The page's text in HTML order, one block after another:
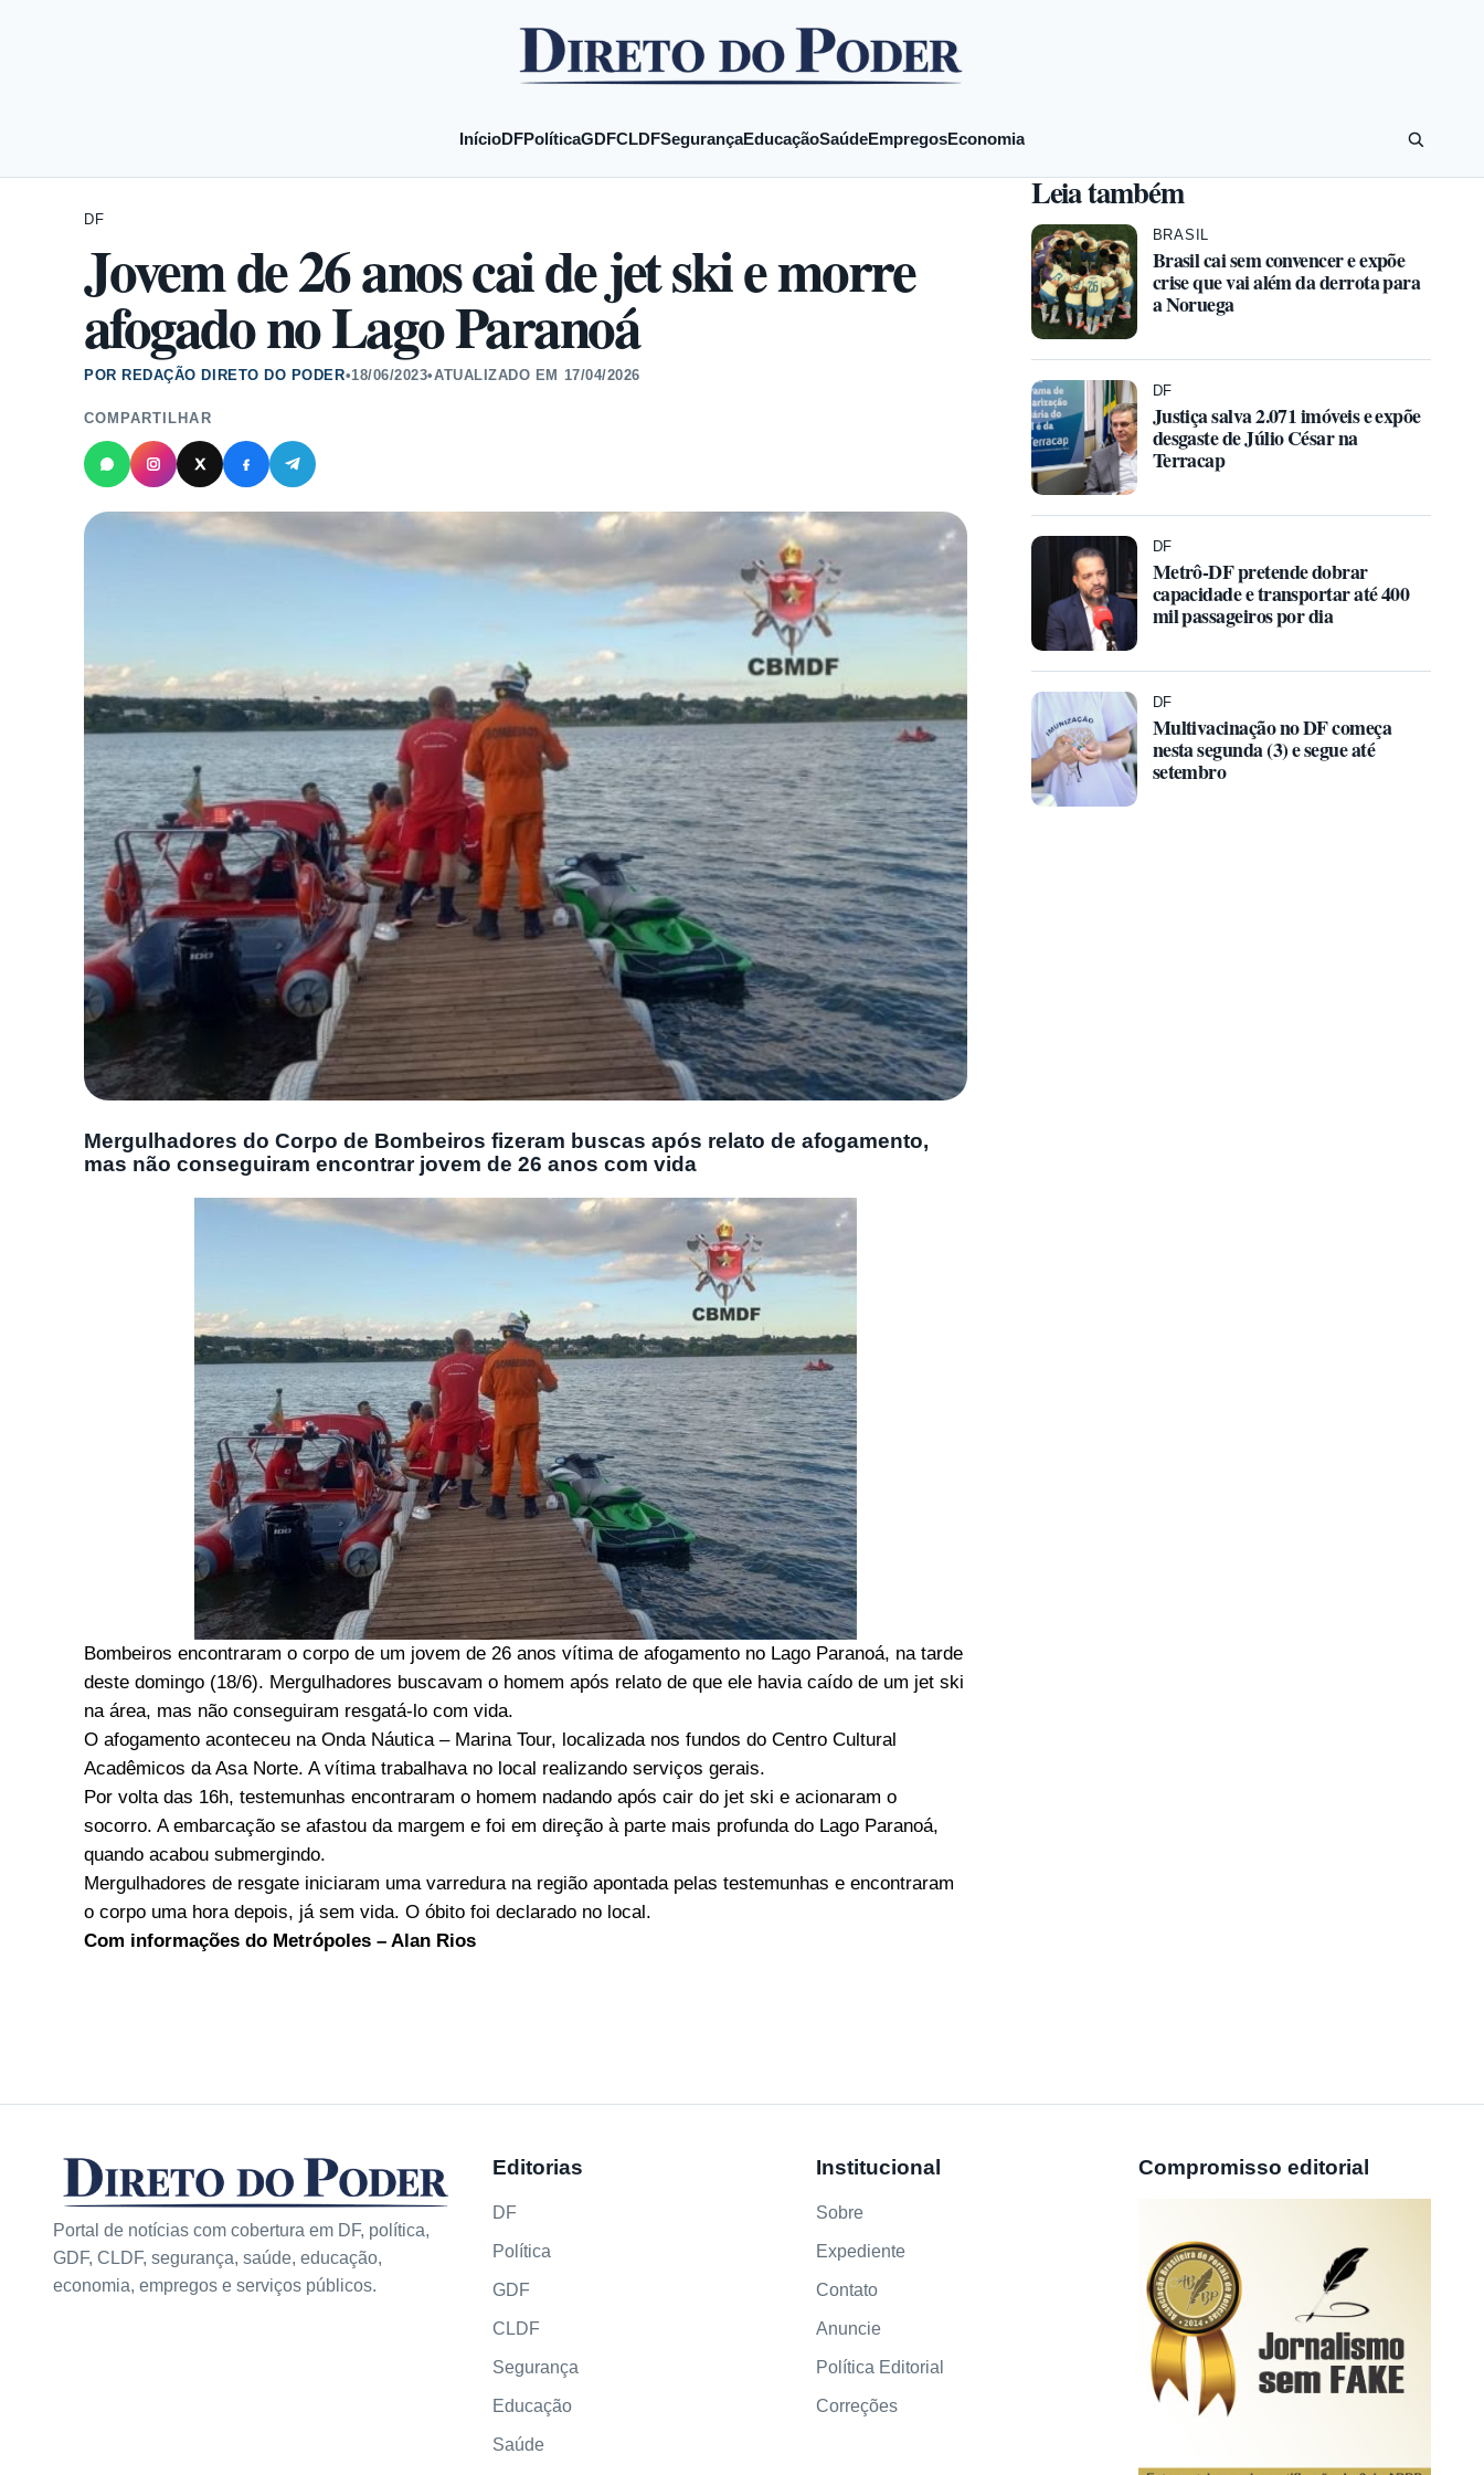
InícioDFPolíticaGDFCLDFSegurançaEducaçãoSaúdeEmpregosEconomia
DF
Jovem de 26 anos cai de jet ski e morre
afogado no Lago Paranoá
POR REDAÇÃO DIRETO DO PODER•18/06/2023•ATUALIZADO EM 17/04/2026
COMPARTILHAR
Mergulhadores do Corpo de Bombeiros fizeram buscas após relato de afogamento,
mas não conseguiram encontrar jovem de 26 anos com vida
Bombeiros encontraram o corpo de um jovem de 26 anos vítima de afogamento no Lago Paranoá, na tarde
deste domingo (18/6). Mergulhadores buscavam o homem após relato de que ele havia caído de um jet ski
na área, mas não conseguiram resgatá-lo com vida.
O afogamento aconteceu na Onda Náutica – Marina Tour, localizada nos fundos do Centro Cultural
Acadêmicos da Asa Norte. A vítima trabalhava no local realizando serviços gerais.
Por volta das 16h, testemunhas encontraram o homem nadando após cair do jet ski e acionaram o
socorro. A embarcação se afastou da margem e foi em direção à parte mais profunda do Lago Paranoá,
quando acabou submergindo.
Mergulhadores de resgate iniciaram uma varredura na região apontada pelas testemunhas e encontraram
o corpo uma hora depois, já sem vida. O óbito foi declarado no local.
Com informações do Metrópoles – Alan Rios
Leia também
BRASIL
Brasil cai sem convencer e expõe
crise que vai além da derrota para
a Noruega
DF
Justiça salva 2.071 imóveis e expõe
desgaste de Júlio César na
Terracap
DF
Metrô-DF pretende dobrar
capacidade e transportar até 400
mil passageiros por dia
DF
Multivacinação no DF começa
nesta segunda (3) e segue até
setembro
Portal de notícias com cobertura em DF, política,
GDF, CLDF, segurança, saúde, educação,
economia, empregos e serviços públicos.
Editorias
DF
Política
GDF
CLDF
Segurança
Educação
Saúde
Institucional
Sobre
Expediente
Contato
Anuncie
Política Editorial
Correções
Compromisso editorial